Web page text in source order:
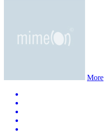
More